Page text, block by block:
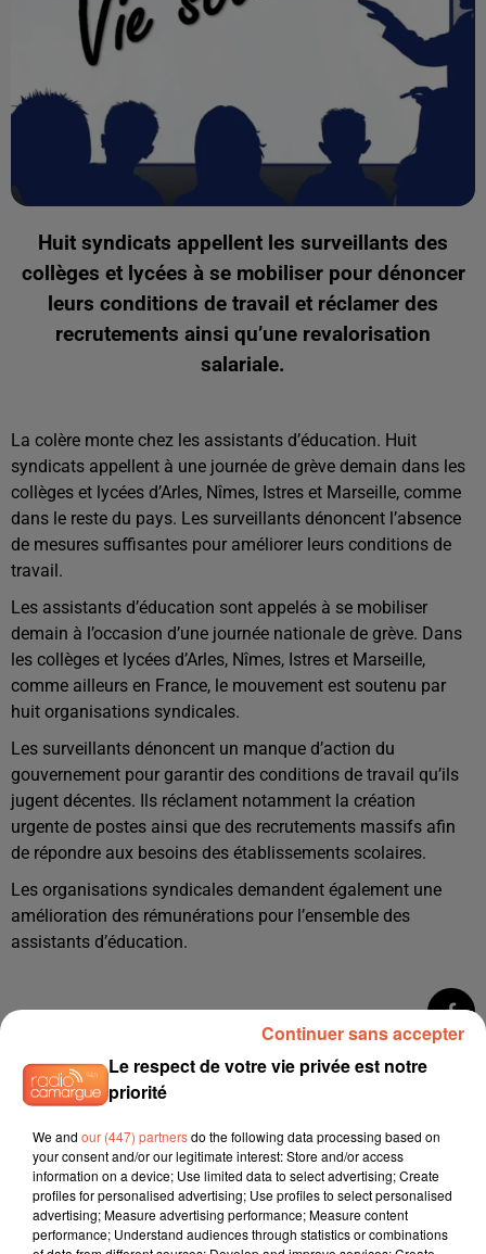
Huit syndicats appellent les surveillants des
collèges et lycées à se mobiliser pour dénoncer
leurs conditions de travail et réclamer des
recrutements ainsi qu’une revalorisation
salariale.
La colère monte chez les assistants d’éducation. Huit
syndicats appellent à une journée de grève demain dans les
collèges et lycées d’Arles, Nîmes, Istres et Marseille, comme
dans le reste du pays. Les surveillants dénoncent l’absence
de mesures suffisantes pour améliorer leurs conditions de
travail.
Les assistants d’éducation sont appelés à se mobiliser
demain à l’occasion d’une journée nationale de grève. Dans
les collèges et lycées d’Arles, Nîmes, Istres et Marseille,
comme ailleurs en France, le mouvement est soutenu par
huit organisations syndicales.
Les surveillants dénoncent un manque d’action du
gouvernement pour garantir des conditions de travail qu’ils
jugent décentes. Ils réclament notamment la création
urgente de postes ainsi que des recrutements massifs afin
de répondre aux besoins des établissements scolaires.
Les organisations syndicales demandent également une
amélioration des rémunérations pour l’ensemble des
assistants d’éducation.
Le respect de votre vie privée est notre
priorité
We and our (447) partnersdo the following data processing based on
your consent and/or our legitimate interest: Store and/or access
information on a device; Use limited data to select advertising; Create
profiles for personalised advertising; Use profiles to select personalised
advertising; Measure advertising performance; Measure content
performance; Understand audiences through statistics or combinations
Continuer sans accepter